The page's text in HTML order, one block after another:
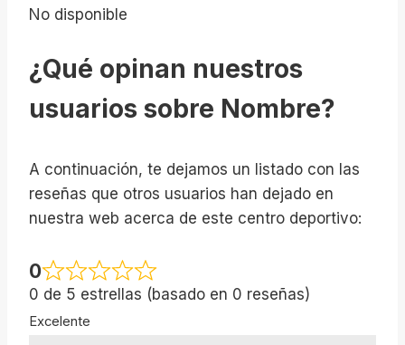
No disponible
¿Qué opinan nuestros
usuarios sobre Nombre?
A continuación, te dejamos un listado con las
reseñas que otros usuarios han dejado en
nuestra web acerca de este centro deportivo:
0
0 de 5 estrellas (basado en 0 reseñas)
Excelente